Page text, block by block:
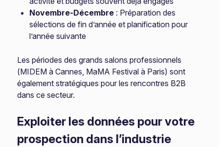
Novembre-Décembre : Préparation des
sélections de fin d’année et planification pour
l’année suivante
Les périodes des grands salons professionnels
(MIDEM à Cannes, MaMA Festival à Paris) sont
également stratégiques pour les rencontres B2B
dans ce secteur.
Exploiter les données pour votre
prospection dans l’industrie